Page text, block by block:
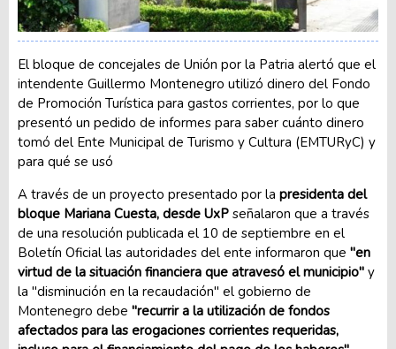
El bloque de concejales de Unión por la Patria alertó que el
intendente Guillermo Montenegro utilizó dinero del Fondo
de Promoción Turística para gastos corrientes, por lo que
presentó un pedido de informes para saber cuánto dinero
tomó del Ente Municipal de Turismo y Cultura (EMTURyC) y
para qué se usó
A través de un proyecto presentado por la presidenta del
bloque Mariana Cuesta, desde UxP señalaron que a través
de una resolución publicada el 10 de septiembre en el
Boletín Oficial las autoridades del ente informaron que "en
virtud de la situación financiera que atravesó el municipio" y
la "disminución en la recaudación" el gobierno de
Montenegro debe "recurrir a la utilización de fondos
afectados para las erogaciones corrientes requeridas,